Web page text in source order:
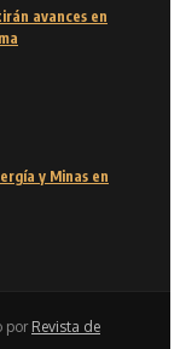
avances en
y Minas en
por Revista de